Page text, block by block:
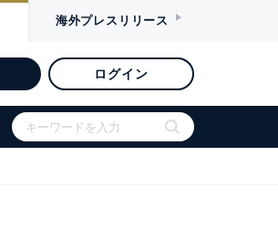
海外プレスリリース
ログイン